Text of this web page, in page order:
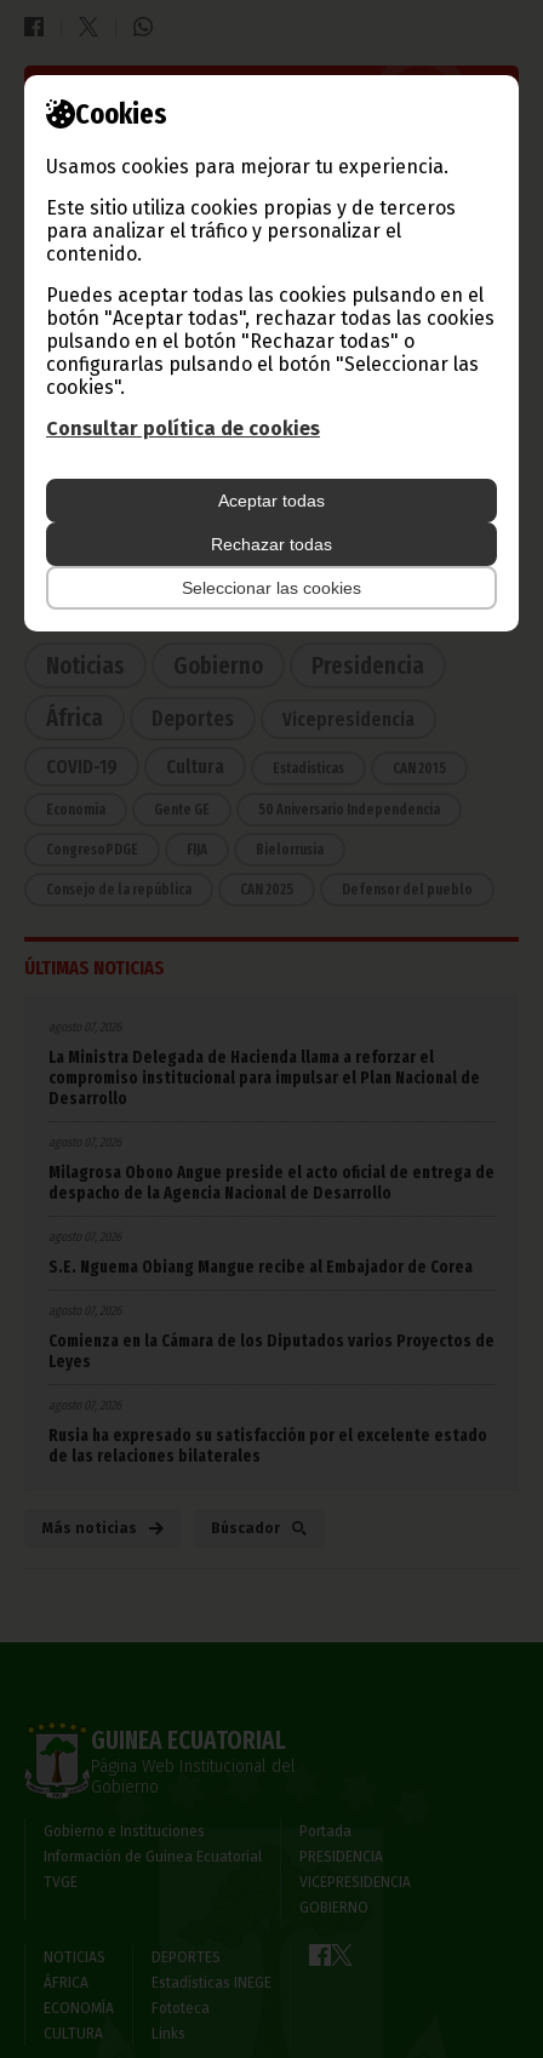
Cookies
Usamos cookies para mejorar tu experiencia.
Este sitio utiliza cookies propias y de terceros
para analizar el tráfico y personalizar el
contenido.
Puedes aceptar todas las cookies pulsando en el
botón "Aceptar todas", rechazar todas las cookies
pulsando en el botón "Rechazar todas" o
configurarlas pulsando el botón "Seleccionar las
cookies".
Consultar política de cookies
Aceptar todas
Rechazar todas
Seleccionar las cookies
Gobierno e Instituciones
Información de Guinea Ecuatorial
TVGE
Radio Nacional de Guinea
Ecuatorial
CATEGORÍAS
Noticias Gobierno
Presidencia
África
Deportes Vicepresidencia
COVID-19 Cultura Estadísticas CAN 2015
Economía Gente GE 50 Aniversario Independencia
CongresoPDGE FIJA Bielorrusia
Consejo de la república CAN 2025 Defensor del pueblo
ÚLTIMAS NOTICIAS
agosto 07, 2026
La Ministra Delegada de Hacienda llama a reforzar el
compromiso institucional para impulsar el Plan Nacional de
Desarrollo
agosto 07, 2026
Milagrosa Obono Angue preside el acto oficial de entrega de
despacho de la Agencia Nacional de Desarrollo
agosto 07, 2026
S.E. Nguema Obiang Mangue recibe al Embajador de Corea
agosto 07, 2026
Comienza en la Cámara de los Diputados varios Proyectos de
Leyes
agosto 07, 2026
Rusia ha expresado su satisfacción por el excelente estado
de las relaciones bilaterales
Más noticias Búscador
GUINEA ECUATORIAL
Página Web Institucional del
Gobierno
Gobierno e Instituciones
Información de Guinea Ecuatorial
TVGE
Portada
PRESIDENCIA
VICEPRESIDENCIA
GOBIERNO
NOTICIAS
ÁFRICA
ECONOMÍA
CULTURA
DEPORTES
Estadísticas INEGE
Fototeca
Links